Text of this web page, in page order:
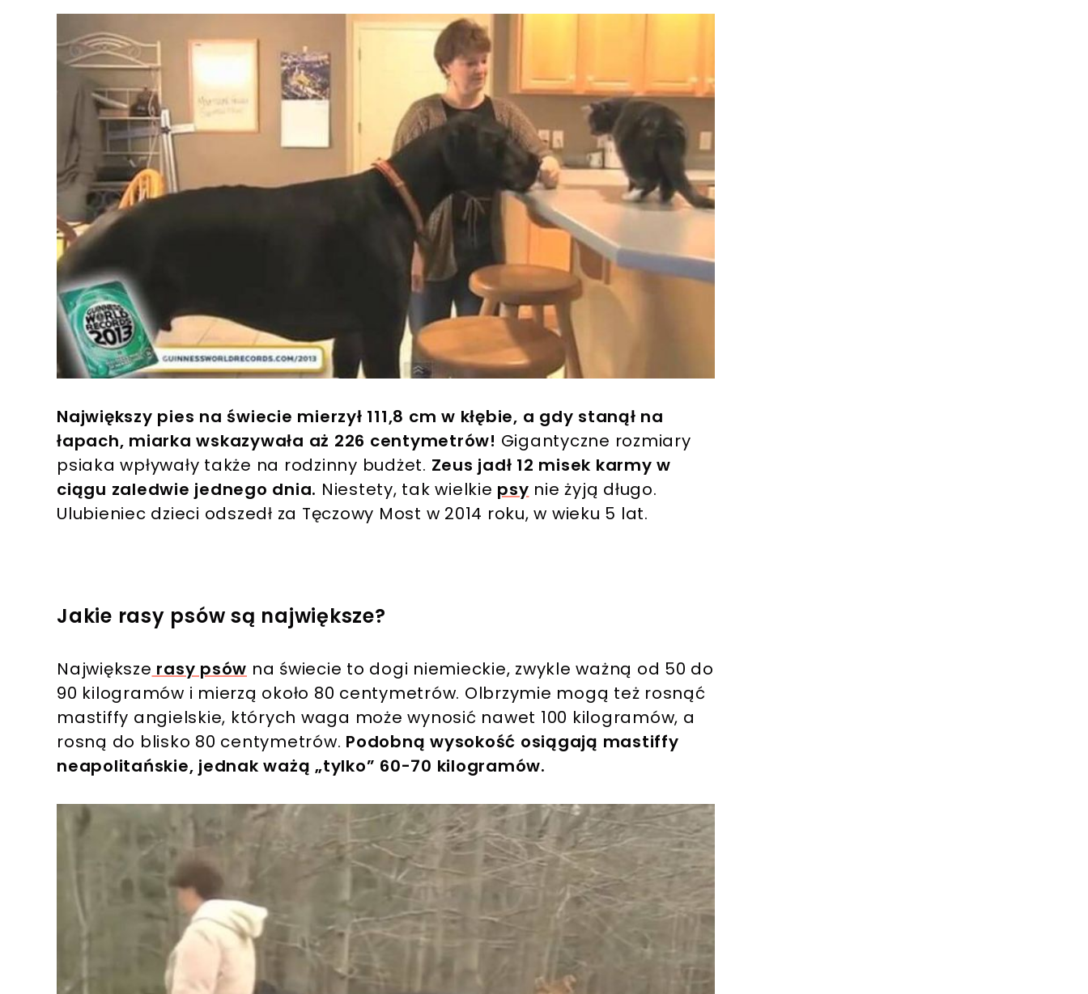
Największy pies na świecie mierzył 111,8 cm w kłębie, a gdy stanął na
łapach, miarka wskazywała aż 226 centymetrów! Gigantyczne rozmiary
psiaka wpływały także na rodzinny budżet. Zeus jadł 12 misek karmy w
ciągu zaledwie jednego dnia. Niestety, tak wielkie psy nie żyją długo.
Ulubieniec dzieci odszedł za Tęczowy Most w 2014 roku, w wieku 5 lat.
Jakie rasy psów są największe?
Największe rasy psów na świecie to dogi niemieckie, zwykle ważną od 50 do
90 kilogramów i mierzą około 80 centymetrów. Olbrzymie mogą też rosnąć
mastiffy angielskie, których waga może wynosić nawet 100 kilogramów, a
rosną do blisko 80 centymetrów. Podobną wysokość osiągają mastiffy
neapolitańskie, jednak ważą „tylko” 60-70 kilogramów.